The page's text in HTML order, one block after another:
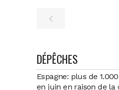
DÉPÊCHES
Espagne: plus de
en juin en raison de la